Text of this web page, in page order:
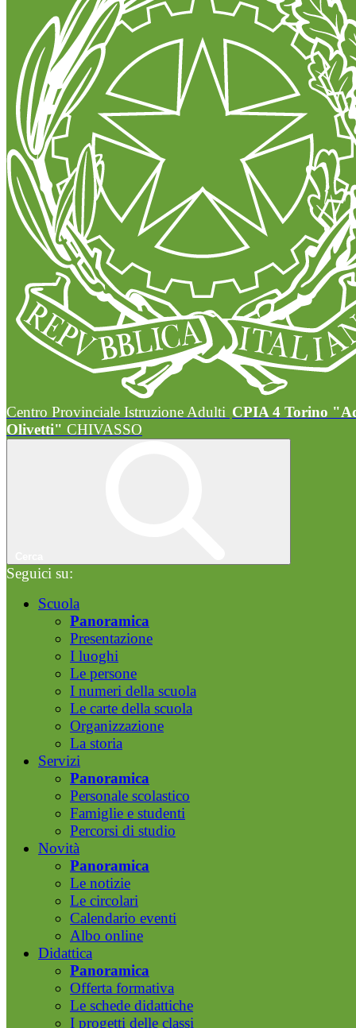
Centro Provinciale Istruzione Adulti CPIA 4 Torino
Olivetti" CHIVASSO
Seguici su:
Scuola
Panoramica
Presentazione
I luoghi
Le persone
I numeri della scuola
Le carte della scuola
Organizzazione
La storia
Servizi
Panoramica
Personale scolastico
Famiglie e studenti
Percorsi di studio
Novità
Panoramica
Le notizie
Le circolari
Calendario eventi
Albo online
Didattica
Panoramica
Offerta formativa
Le schede didattiche
I progetti delle classi